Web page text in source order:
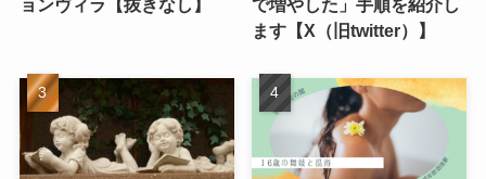
ョンヴィラ【抜きなし】
で増やした」手順を紹介し
ます【X（旧twitter）】